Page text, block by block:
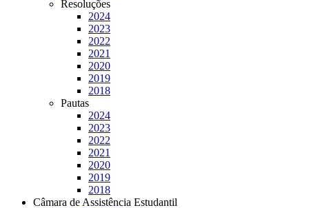
Resoluções
2024
2023
2022
2021
2020
2019
2018
Pautas
2024
2023
2022
2021
2020
2019
2018
Câmara de Assistência Estudantil